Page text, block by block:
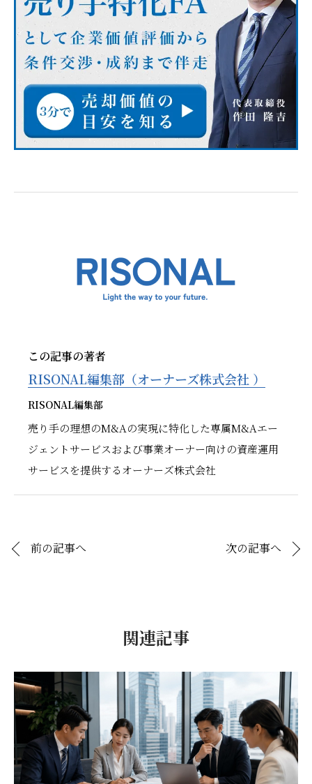
この記事の著者
RISONAL編集部（オーナーズ株式会社 ）
RISONAL編集部
売り手の理想のM&Aの実現に特化した専属M&Aエー
ジェントサービスおよび事業オーナー向けの資産運用
サービスを提供するオーナーズ株式会社
前の記事へ 次の記事へ
関連記事